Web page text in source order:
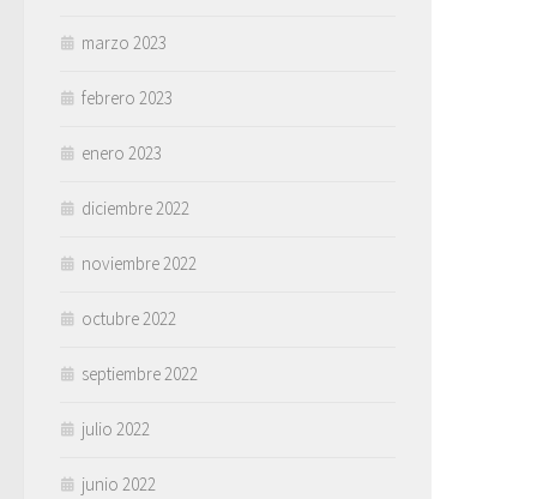
marzo 2023
febrero 2023
enero 2023
diciembre 2022
noviembre 2022
octubre 2022
septiembre 2022
julio 2022
junio 2022